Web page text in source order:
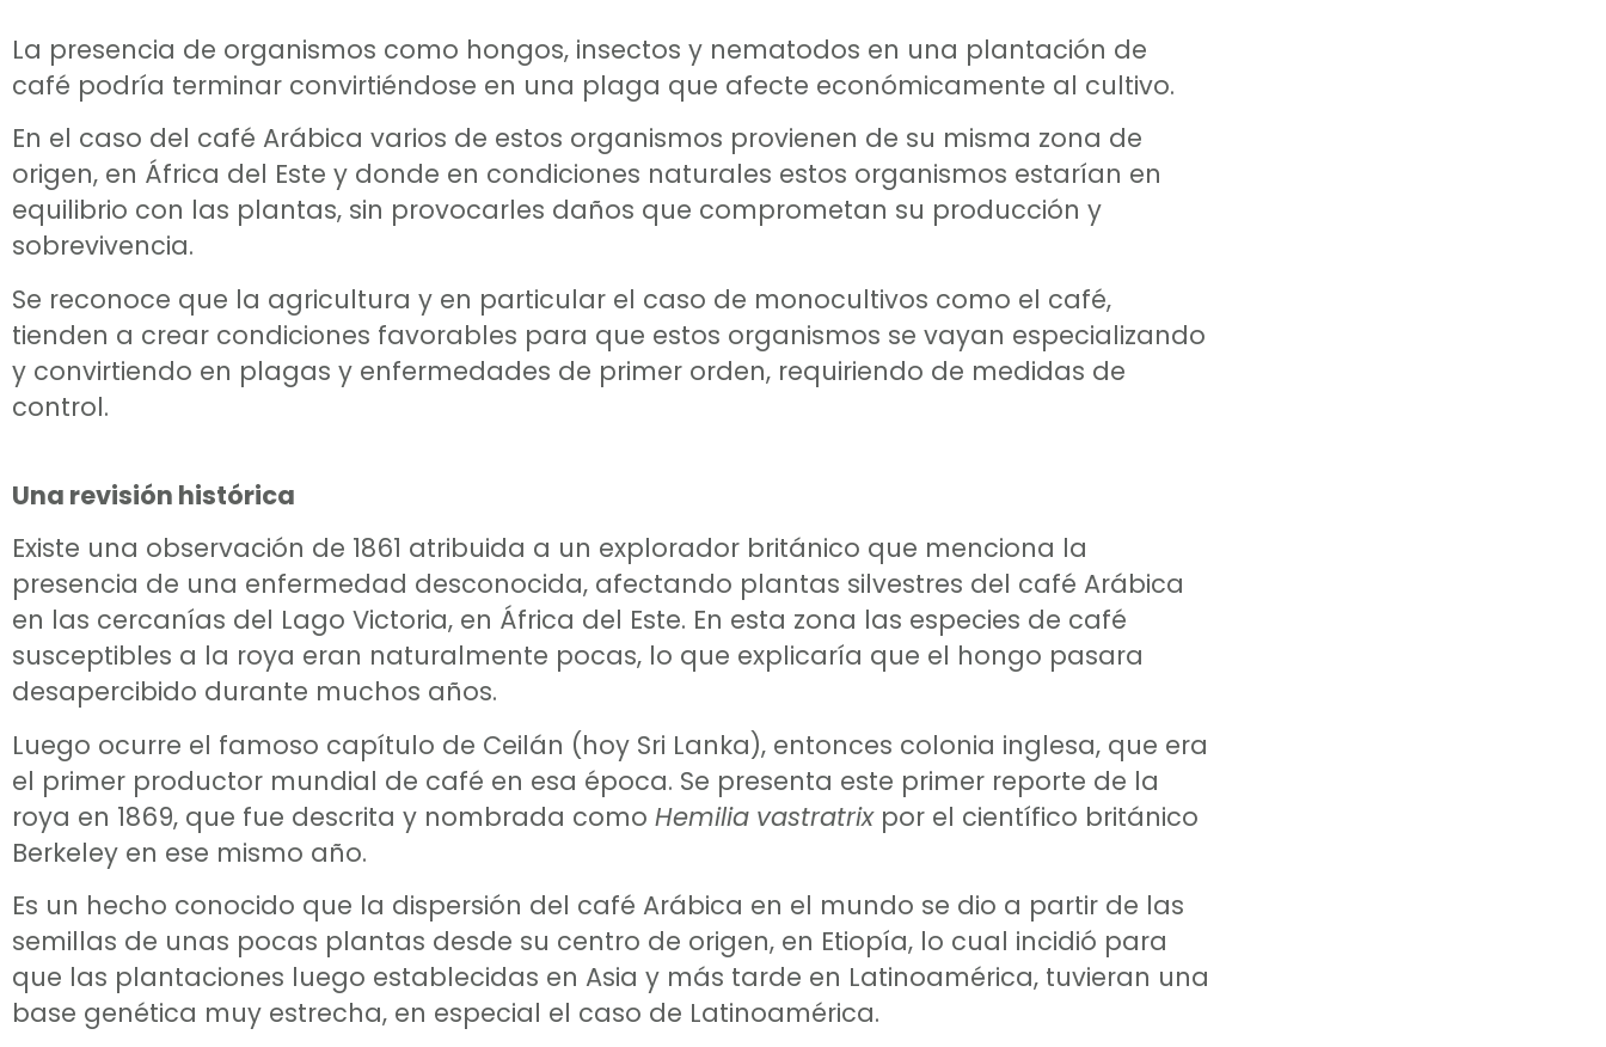
La presencia de organismos como hongos, insectos y nematodos en una plantación de
café podría terminar convirtiéndose en una plaga que afecte económicamente al cultivo.
En el caso del café Arábica varios de estos organismos provienen de su misma zona de
origen, en África del Este y donde en condiciones naturales estos organismos estarían en
equilibrio con las plantas, sin provocarles daños que comprometan su producción y
sobrevivencia.
Se reconoce que la agricultura y en particular el caso de monocultivos como el café,
tienden a crear condiciones favorables para que estos organismos se vayan especializando
y convirtiendo en plagas y enfermedades de primer orden, requiriendo de medidas de
control.
Una revisión histórica
Existe una observación de 1861 atribuida a un explorador británico que menciona la
presencia de una enfermedad desconocida, afectando plantas silvestres del café Arábica
en las cercanías del Lago Victoria, en África del Este. En esta zona las especies de café
susceptibles a la roya eran naturalmente pocas, lo que explicaría que el hongo pasara
desapercibido durante muchos años.
Luego ocurre el famoso capítulo de Ceilán (hoy Sri Lanka), entonces colonia inglesa, que era
el primer productor mundial de café en esa época. Se presenta este primer reporte de la
roya en 1869, que fue descrita y nombrada como Hemilia vastratrixpor el científico británico
Berkeley en ese mismo año.
Es un hecho conocido que la dispersión del café Arábica en el mundo se dio a partir de las
semillas de unas pocas plantas desde su centro de origen, en Etiopía, lo cual incidió para
que las plantaciones luego establecidas en Asia y más tarde en Latinoamérica, tuvieran una
base genética muy estrecha, en especial el caso de Latinoamérica.